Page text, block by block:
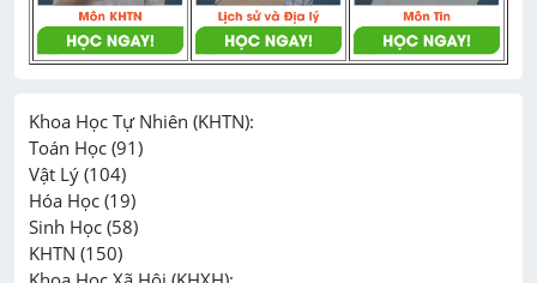
Khoa Học Tự Nhiên (KHTN):
Toán Học (91)
Vật Lý (104)
Hóa Học (19)
Sinh Học (58)
KHTN (150)